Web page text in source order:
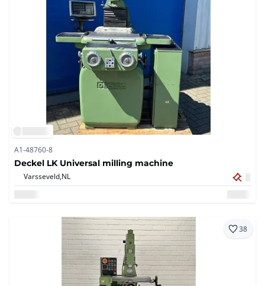
A1-48760-8
Deckel LK Universal milling machine
Varsseveld,NL
38